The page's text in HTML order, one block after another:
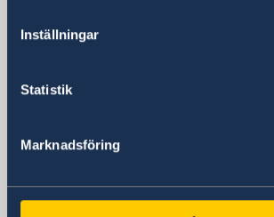
Inställningar
Statistik
Marknadsföring
Allmänna förfrågningar
passport.tel-aviv@gov.se
ambassaden.amman-
Svenska konsulat